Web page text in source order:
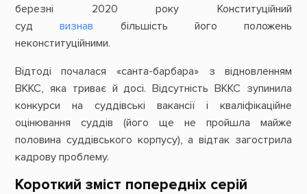
березні 2020 року Конституційний
судвизнав більшість його положень
неконституційними.
Відтоді почалася «санта-барбара» з відновленням
ВККС, яка триває й досі. Відсутність ВККС зупинила
конкурси на суддівські вакансії і кваліфікаційне
оцінювання суддів (його ще не пройшла майже
половина суддівського корпусу), а відтак загострила
кадрову проблему.
Короткий зміст попередніх серій